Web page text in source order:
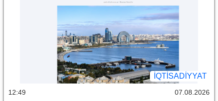
İQTİSADİYYAT
12:49 07.08.2026